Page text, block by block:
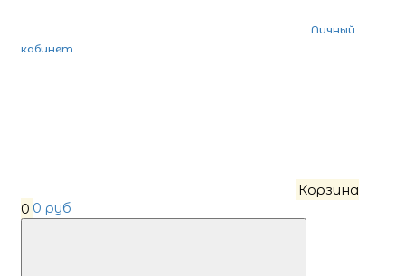
Личный
кабинет
Корзина
0 0 руб